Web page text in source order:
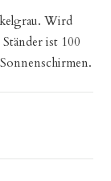
Wird
ist 100